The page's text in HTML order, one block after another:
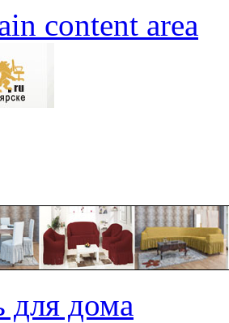
content area
для дома